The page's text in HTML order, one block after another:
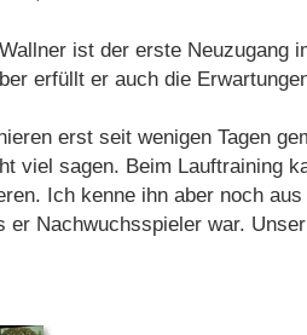
ist der erste Neuzugang
erfüllt er auch die
erst seit wenigen Tagen
viel sagen. Beim Lauftraining
Ich kenne ihn aber noch
er Nachwuchsspieler war.